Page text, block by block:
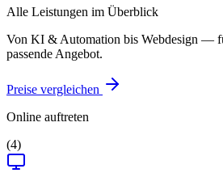
Alle Leistungen im Überblick
Von KI & Automation bis Webdesign —
passende Angebot.
Preise vergleichen
Online auftreten
(4)